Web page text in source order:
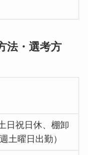
法・選考方
日祝日休、棚卸
土曜日出勤）